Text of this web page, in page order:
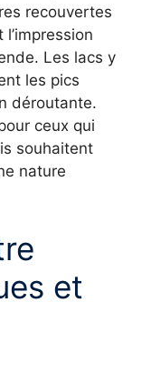
recouvertes
Les lacs y
les pics
déroutante.
ceux qui
souhaitent
nature
et